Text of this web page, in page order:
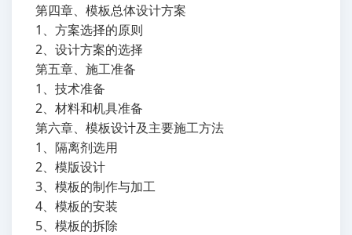
第四章、模板总体设计方案
1、方案选择的原则
2、设计方案的选择
第五章、施工准备
1、技术准备
2、材料和机具准备
第六章、模板设计及主要施工方法
1、隔离剂选用
2、模版设计
3、模板的制作与加工
4、模板的安装
5、模板的拆除